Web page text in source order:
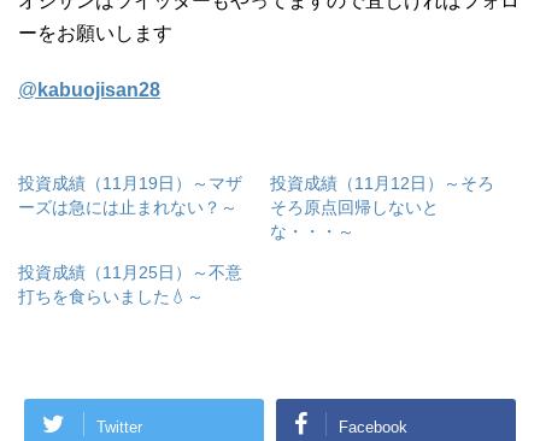
ーをお願いします
@ kabuojisan28
投資成績（11月19日）～マザ
ーズは急には止まれない？～
投資成績（11月12日）～そろ
そろ原点回帰しないと
な・・・～
投資成績（11月25日）～不意
打ちを食らいました💧～
Twitter Facebook